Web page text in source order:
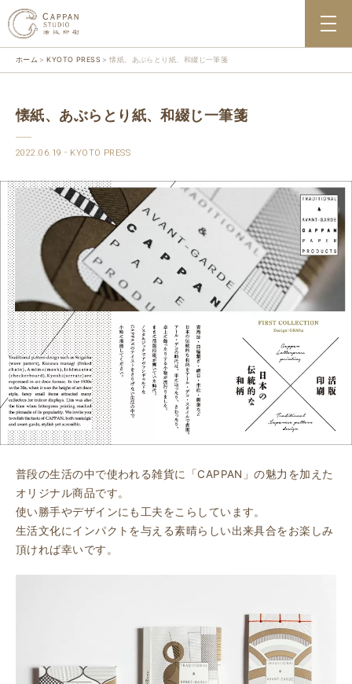
ホーム KYOTO PRESS 懐紙、あぶらとり紙、和綴じ一筆箋
懐紙、あぶらとり紙、和綴じ一筆箋
2022.06.19 KYOTO PRESS
普段の生活の中で使われる雑貨に「CAPPAN」の魅力を加えた
オリジナル商品です。
使い勝手やデザインにも工夫をこらしています。
生活文化にインパクトを与える素晴らしい出来具合をお楽しみ
頂ければ幸いです。